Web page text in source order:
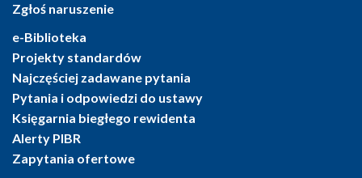
Zgłoś naruszenie
e-Biblioteka
Projekty standardów
Najczęściej zadawane pytania
Pytania i odpowiedzi do ustawy
Księgarnia biegłego rewidenta
Alerty PIBR
Zapytania ofertowe